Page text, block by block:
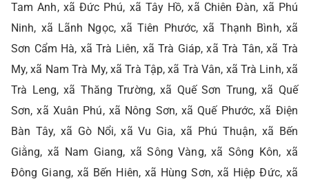
Tam Anh, xã Đức Phú, xã Tây Hồ, xã Chiên Đàn, xã Phú
Ninh, xã Lãnh Ngọc, xã Tiên Phước, xã Thạnh Bình, xã
Sơn Cẩm Hà, xã Trà Liên, xã Trà Giáp, xã Trà Tân, xã Trà
My, xã Nam Trà My, xã Trà Tập, xã Trà Vân, xã Trà Linh, xã
Trà Leng, xã Thăng Trường, xã Quế Sơn Trung, xã Quế
Sơn, xã Xuân Phú, xã Nông Sơn, xã Quế Phước, xã Điện
Bàn Tây, xã Gò Nổi, xã Vu Gia, xã Phú Thuận, xã Bến
Giằng, xã Nam Giang, xã Sông Vàng, xã Sông Kôn, xã
Đông Giang, xã Bến Hiên, xã Hùng Sơn, xã Hiệp Đức, xã